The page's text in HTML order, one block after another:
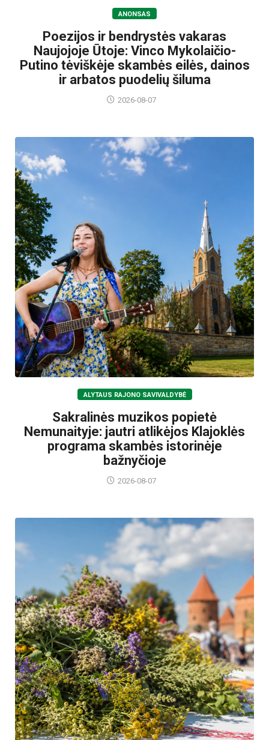
ANONSAS
Poezijos ir bendrystės vakaras
Naujojoje Ūtoje: Vinco Mykolaičio-
Putino tėviškėje skambės eilės, dainos
ir arbatos puodelių šiluma
2026-08-07
ALYTAUS RAJONO SAVIVALDYBĖ
Sakralinės muzikos popietė
Nemunaityje: jautri atlikėjos Klajoklės
programa skambės istorinėje
bažnyčioje
2026-08-07